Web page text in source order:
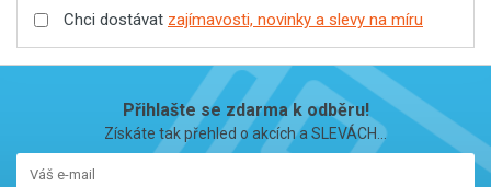
Chci dostávat zajímavosti, novinky a slevy na míru
Přihlašte se zdarma k odběru!
Získáte tak přehled o akcích a SLEVÁCH...